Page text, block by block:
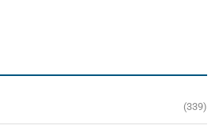
(339)